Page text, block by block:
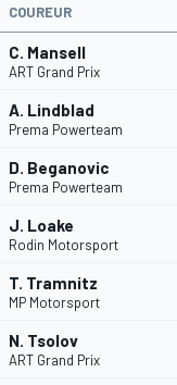
COUREUR
C. Mansell
ART Grand Prix
A. Lindblad
Prema Powerteam
D. Beganovic
Prema Powerteam
J. Loake
Rodin Motorsport
T. Tramnitz
MP Motorsport
N. Tsolov
ART Grand Prix